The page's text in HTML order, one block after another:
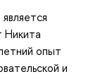
Никита
опыт
и